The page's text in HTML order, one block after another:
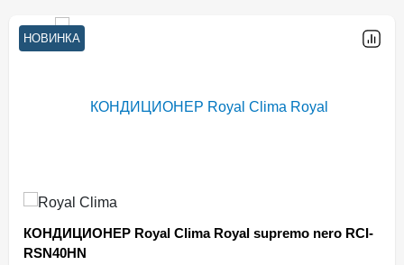
НОВИНКА
КОНДИЦИОНЕР Royal Clima Royal supremo nero RCI-
RSN40HN